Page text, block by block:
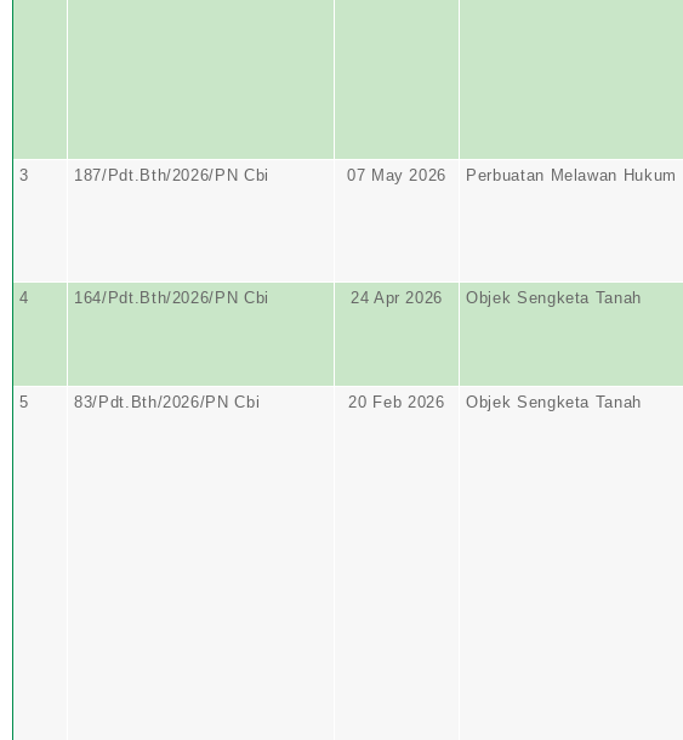
3 187/Pdt.Bth/2026/PN Cbi 07 May 2026 Perbuatan Melawan Hukum
4 164/Pdt.Bth/2026/PN Cbi 24 Apr 2026 Objek Sengketa Tanah
5 83/Pdt.Bth/2026/PN Cbi 20 Feb 2026 Objek Sengketa Tanah